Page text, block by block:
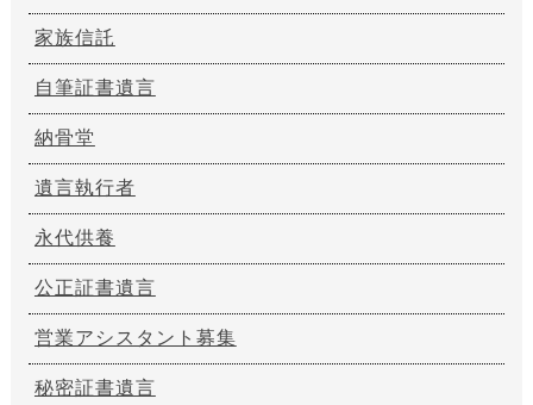
家族信託
自筆証書遺言
納骨堂
遺言執行者
永代供養
公正証書遺言
営業アシスタント募集
秘密証書遺言